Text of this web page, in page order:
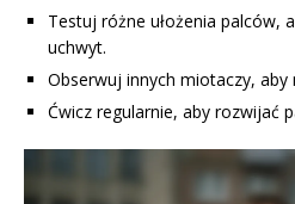
Testuj różne ułożenia palców,
uchwyt.
Obserwuj innych miotaczy, aby
Ćwicz regularnie, aby rozwijać